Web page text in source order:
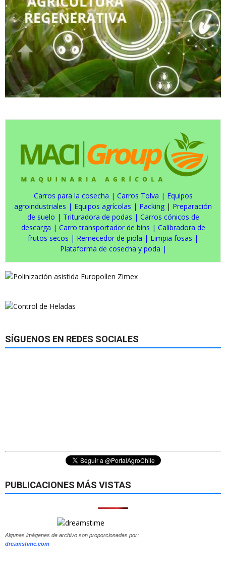
Carros para la cosecha | Carros Tolva | Equipos
agroindustriales | Equipos agrícolas | Packing | Preparación
de suelo | Trituradora de podas | Carros cónicos de
descarga | Carro transportador de bins | Calibradora de
frutos secos | Remecedor de piola | Limpia fosas |
Plataforma de cosecha y poda |
SÍGUENOS EN REDES SOCIALES
PUBLICACIONES MÁS VISTAS
Algunas imágenes de archivo son proporcionadas por:
dreamstime.com